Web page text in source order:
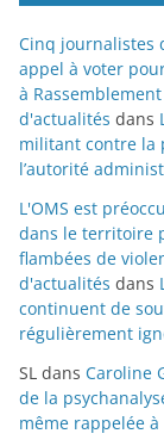
Cinq journalistes
appel à voter
à
d'actualités dans
militant contre la
l’autorité
L'OMS est
dans le territoire
flambées de
d'actualités dans
continuent de
régulièrement
SL dans Caroline
de la
même rappelée à